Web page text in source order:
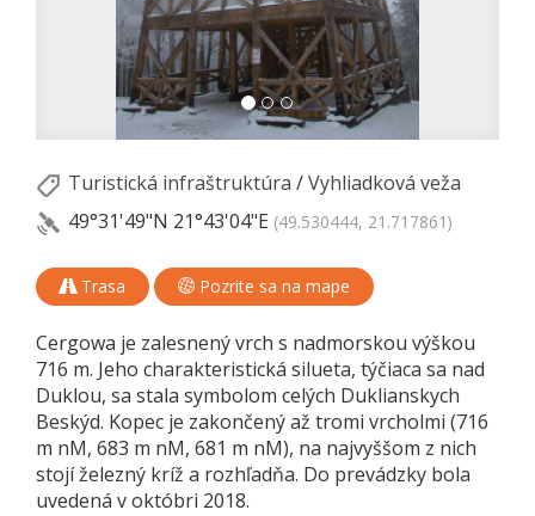
Turistická infraštruktúra /Vyhliadková veža
49°31'49"N 21°43'04"E (49.530444, 21.717861)
Trasa Pozrite sa na mape
Cergowa je zalesnený vrch s nadmorskou výškou
716 m. Jeho charakteristická silueta, týčiaca sa nad
Duklou, sa stala symbolom celých Duklianskych
Beskýd. Kopec je zakončený až tromi vrcholmi (716
m nM, 683 m nM, 681 m nM), na najvyššom z nich
stojí železný kríž a rozhľadňa. Do prevádzky bola
uvedená v októbri 2018.